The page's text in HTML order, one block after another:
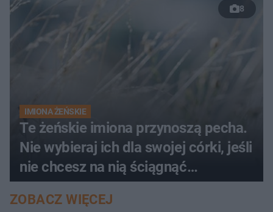
8
IMIONA ŻEŃSKIE
Te żeńskie imiona przynoszą pecha.
Nie wybieraj ich dla swojej córki, jeśli
nie chcesz na nią ściągnąć
nieszczęścia
ZOBACZ WIĘCEJ